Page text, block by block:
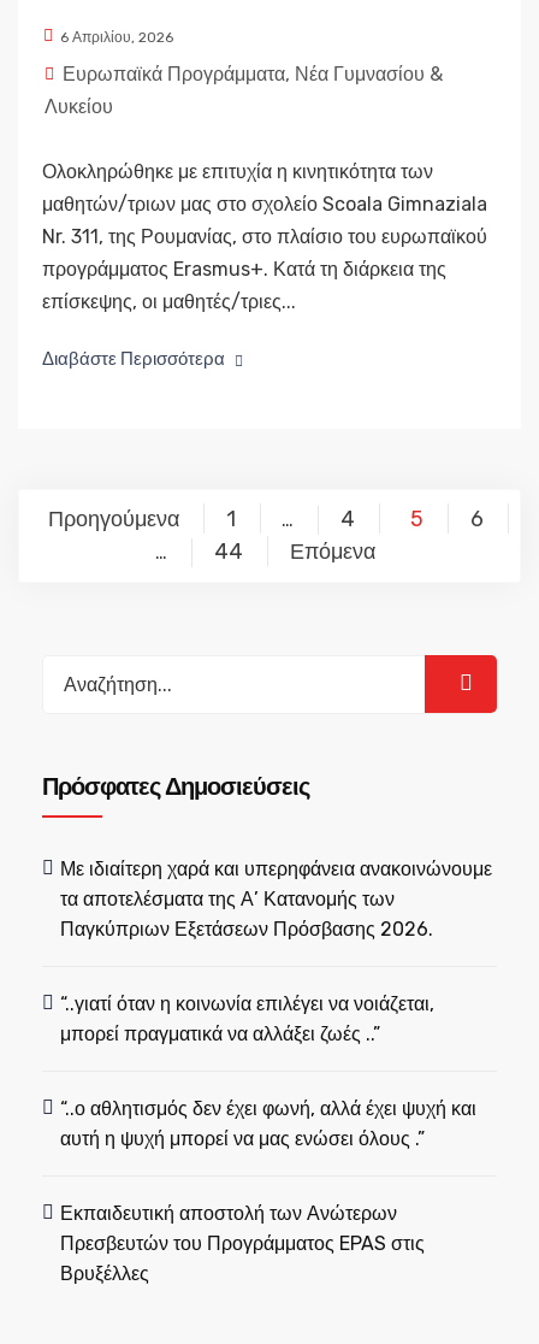
6 Απριλίου, 2026
Ευρωπαϊκά Προγράμματα, Νέα Γυμνασίου &
Λυκείου
Ολοκληρώθηκε με επιτυχία η κινητικότητα των
μαθητών/τριων μας στο σχολείο Scoala Gimnaziala
Nr. 311, της Ρουμανίας, στο πλαίσιο του ευρωπαϊκού
προγράμματος Erasmus+. Κατά τη διάρκεια της
επίσκεψης, οι μαθητές/τριες...
Διαβάστε Περισσότερα
Σελιδοποίηση
άρθρων
Προηγούμενα 1 … 4 5 6
… 44 Επόμενα
Πρόσφατες Δημοσιεύσεις
Με ιδιαίτερη χαρά και υπερηφάνεια ανακοινώνουμε
τα αποτελέσματα της Α’ Κατανομής των
Παγκύπριων Εξετάσεων Πρόσβασης 2026.
“..γιατί όταν η κοινωνία επιλέγει να νοιάζεται,
μπορεί πραγματικά να αλλάξει ζωές ..”
“..ο αθλητισμός δεν έχει φωνή, αλλά έχει ψυχή και
αυτή η ψυχή μπορεί να μας ενώσει όλους .”
Εκπαιδευτική αποστολή των Ανώτερων
Πρεσβευτών του Προγράμματος EPAS στις
Βρυξέλλες